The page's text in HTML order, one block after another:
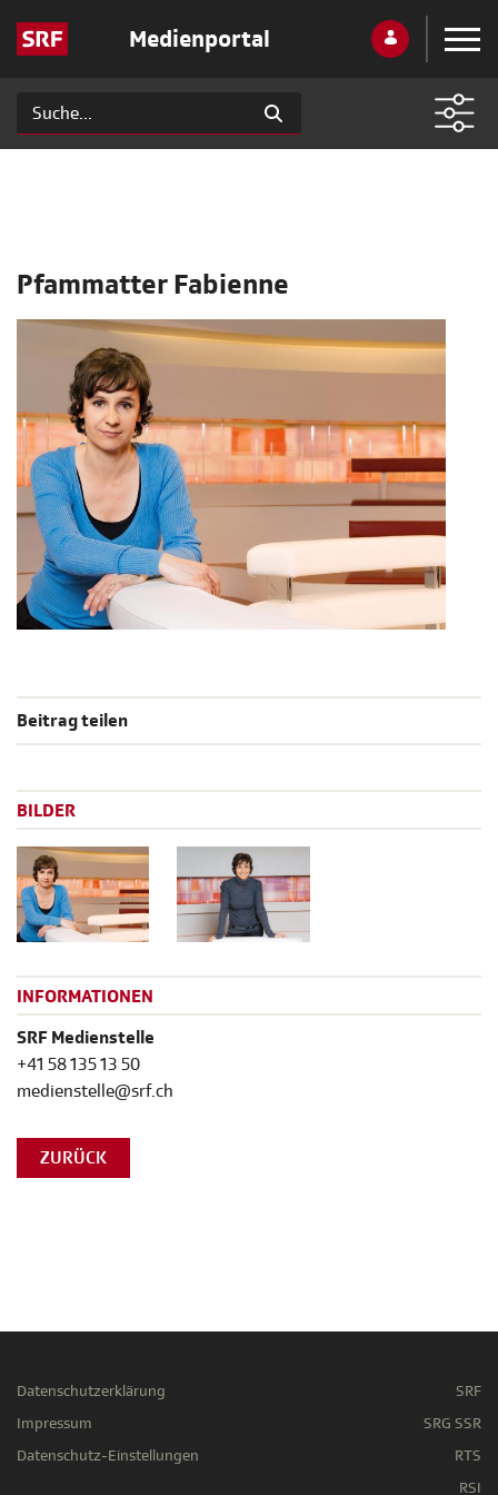
Medienportal
Pfammatter Fabienne
Beitrag teilen
BILDER
INFORMATIONEN
SRF Medienstelle
+41 58 135 13 50
medienstelle@srf.ch
ZURÜCK
Datenschutzerklärung
Impressum
Datenschutz-Einstellungen
SRF
SRG SSR
RTS
RSI